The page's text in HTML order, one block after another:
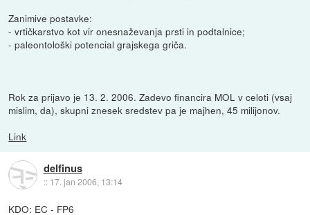
Zanimive postavke:
- vrtičkarstvo kot vir onesnaževanja prsti in podtalnice;
- paleontološki potencial grajskega griča.
Rok za prijavo je 13. 2. 2006. Zadevo financira MOL v celoti (vsaj
mislim, da), skupni znesek sredstev pa je majhen, 45 milijonov.
Link
delfinus
:: 17. jan 2006, 13:14
KDO: EC - FP6